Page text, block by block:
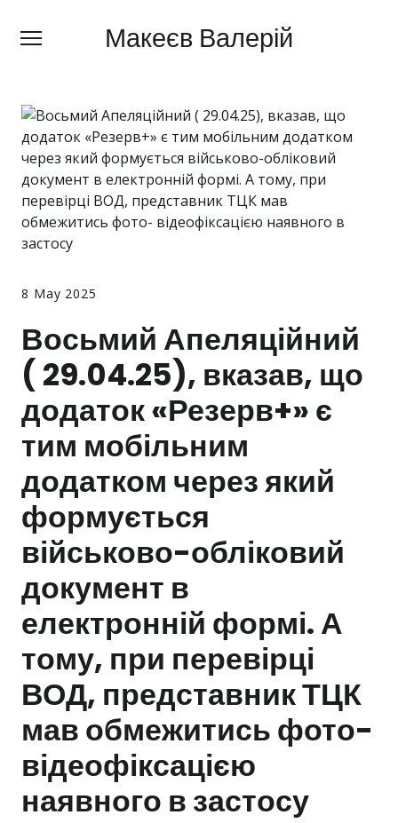
Макеєв Валерій
Макеєв Валерій
Про мене
Сфери діяльності
Правила
Ціни
Контакти
Про мобілізацію
Новини
Залишити заявку
8 May 2025
Восьмий Апеляційний
( 29.04.25), вказав, що
додаток «Резерв+» є
тим мобільним
додатком через який
формується
військово-обліковий
документ в
електронній формі. А
тому, при перевірці
ВОД, представник ТЦК
мав обмежитись фото-
відеофіксацією
наявного в застосу